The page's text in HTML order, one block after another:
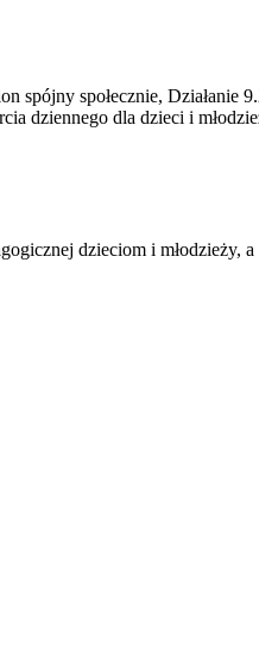
spójny społecznie, Działanie
dziennego dla dzieci i
dzieciom i młodzieży, a